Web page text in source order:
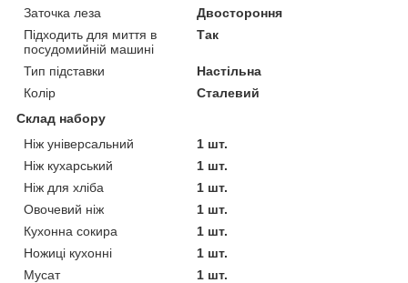
Заточка леза
Двостороння
Підходить для миття в
посудомийній машині
Так
Тип підставки
Настільна
Колір
Сталевий
Склад набору
Ніж універсальний
1 шт.
Ніж кухарський
1 шт.
Ніж для хліба
1 шт.
Овочевий ніж
1 шт.
Кухонна сокира
1 шт.
Ножиці кухонні
1 шт.
Мусат
1 шт.